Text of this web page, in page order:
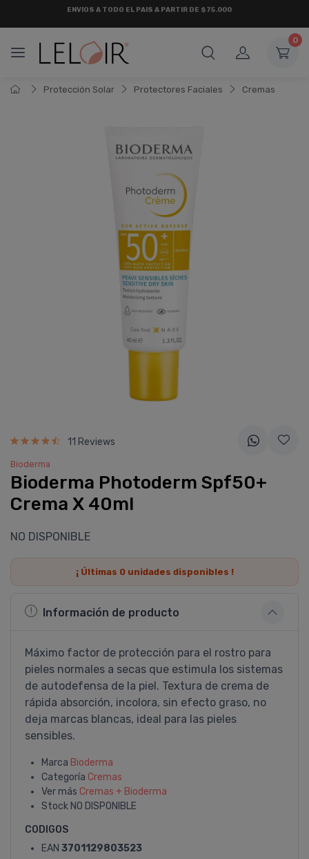
0
Protección Solar Protectores Faciales Cremas
11 Reviews
Bioderma
Bioderma Photoderm Spf50+
Crema X 40ml
NO DISPONIBLE
¡ Últimas 0unidades disponibles !
Información de producto
Máximo factor de protección para el rostro para
pieles normales a secas que estimula los sistemas
de autodefensa de la piel. Textura de crema de
rápida absorción, incolora, sin efecto graso, no
deja marcas blancas, ideal para las pieles
sensibles.
Marca Bioderma
Categoría Cremas
Ver más Cremas + Bioderma
Stock NO DISPONIBLE
CODIGOS
EAN 3701129803523